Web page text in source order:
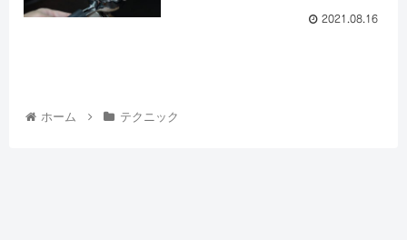
2021.08.16
ホーム テクニック